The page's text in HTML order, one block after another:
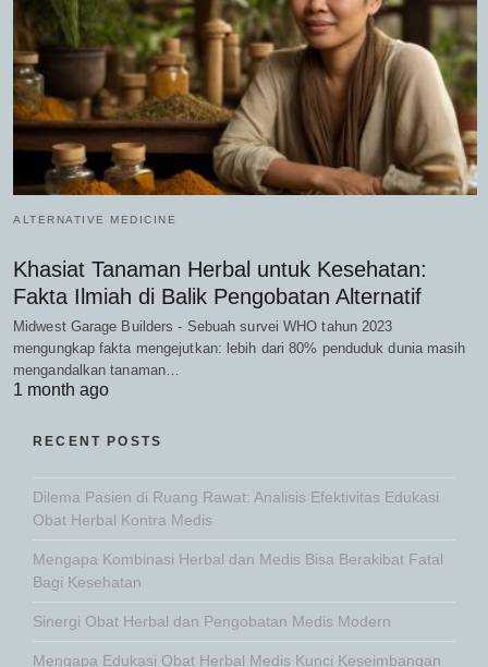
ALTERNATIVE MEDICINE
Khasiat Tanaman Herbal untuk Kesehatan:
Fakta Ilmiah di Balik Pengobatan Alternatif
Midwest Garage Builders - Sebuah survei WHO tahun 2023
mengungkap fakta mengejutkan: lebih dari 80% penduduk dunia masih
mengandalkan tanaman…
1 month ago
RECENT POSTS
Dilema Pasien di Ruang Rawat: Analisis Efektivitas Edukasi
Obat Herbal Kontra Medis
Mengapa Kombinasi Herbal dan Medis Bisa Berakibat Fatal
Bagi Kesehatan
Sinergi Obat Herbal dan Pengobatan Medis Modern
Mengapa Edukasi Obat Herbal Medis Kunci Keseimbangan